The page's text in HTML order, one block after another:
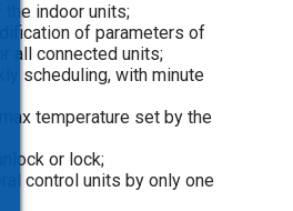
the indoor units;
of parameters of
all connected units;
scheduling, with minute
temperature set by the
or lock;
control units by only one